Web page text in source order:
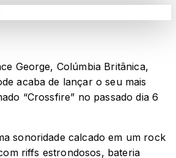
George, Colúmbia Britânica,
acaba de lançar o seu mais
“Crossfire” no passado dia 6
sonoridade calcado em um rock
riffs estrondosos, bateria